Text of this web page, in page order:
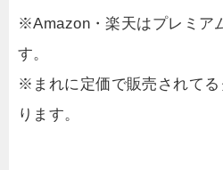
※Amazon・楽天はプレミア
す。
※まれに定価で販売されて
ります。